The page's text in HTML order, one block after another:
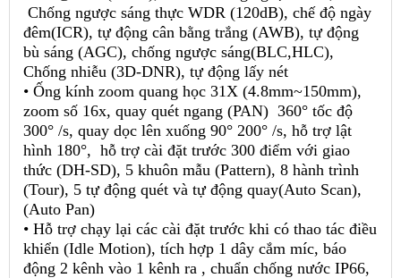
Chống ngược sáng thực WDR (120dB), chế độ ngày
đêm(ICR), tự động cân bằng trắng (AWB), tự động
bù sáng (AGC), chống ngược sáng(BLC,HLC),
Chống nhiễu (3D-DNR), tự động lấy nét
• Ống kính zoom quang học 31X (4.8mm~150mm),
zoom số 16x, quay quét ngang (PAN) 360° tốc độ
300° /s, quay dọc lên xuống 90° 200° /s, hỗ trợ lật
hình 180°, hỗ trợ cài đặt trước 300 điểm với giao
thức (DH-SD), 5 khuôn mẫu (Pattern), 8 hành trình
(Tour), 5 tự động quét và tự động quay(Auto Scan),
(Auto Pan)
• Hỗ trợ chạy lại các cài đặt trước khi có thao tác điều
khiển (Idle Motion), tích hợp 1 dây cắm míc, báo
động 2 kênh vào 1 kênh ra , chuẩn chống nước IP66,